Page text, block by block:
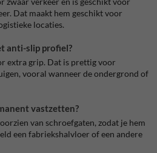
Dat maakt hem geschikt voor
locaties.
anti-slip profiel?
extra grip. Dat is prettig voor
vooral wanneer de ondergrond of
vastzetten?
van schroefgaten, zodat je hem
een fabriekshalvloer of een andere